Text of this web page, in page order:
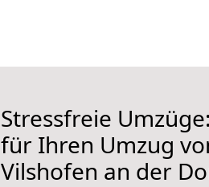
Stressfreie
für Ihren Umzug
Vilshofen an der